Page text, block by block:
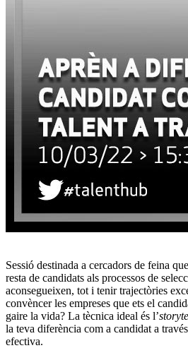
Sessió destinada a cercadors de feina
resta de candidats als processos de
aconsegueixen, tot i tenir trajectòries
convèncer les empreses que ets el
gaire la vida? La tècnica ideal és l’
la teva diferència com a candidat a
efectiva.